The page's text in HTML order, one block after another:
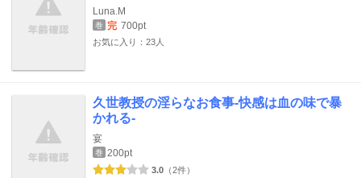
Luna.M
巻 完 700pt
お気に入り：23人
久世教授の淫らなお食事-快感は血の味で暴
かれる-
宴
巻 200pt
3.0 （2件）